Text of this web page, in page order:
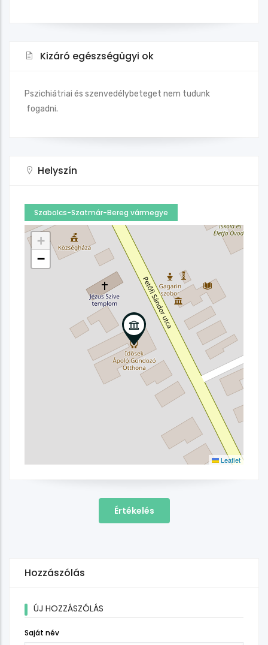
Kizáró egészségügyi ok
Pszichiátriai és szenvedélybeteget nem tudunk
fogadni.
Helyszín
Szabolcs-Szatmár-Bereg vármegye
+
−
Leaflet
Értékelés
Hozzászólás
ÚJ HOZZÁSZÓLÁS
Saját név